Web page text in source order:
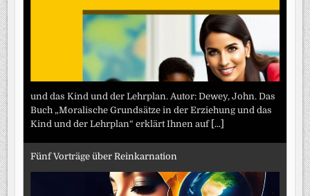
und das Kind und der Lehrplan. Autor: Dewey, John. Das
Buch „Moralische Grundsätze in der Erziehung und das
Kind und der Lehrplan“ erklärt Ihnen auf [...]
Fünf Vorträge über Reinkarnation